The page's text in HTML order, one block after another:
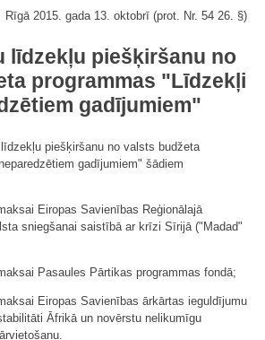
Rīgā 2015. gada 13. oktobrī (prot. Nr. 54 26. §)
līdzekļu piešķiršanu no
programmas "Līdzekļi
gadījumiem"
piešķiršanu no valsts budžeta
gadījumiem" šādiem
Eiropas Savienības Reģionālajā
sniegšanai saistībā ar krīzi Sīrijā ("Madad"
Pasaules Pārtikas programmas fondā;
Eiropas Savienības ārkārtas ieguldījumu
Āfrikā un novērstu nelikumīgu